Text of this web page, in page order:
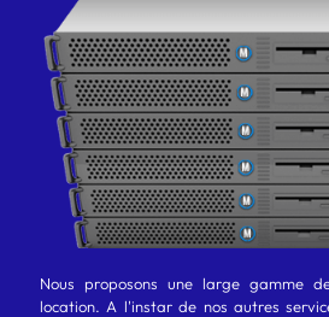
Nous proposons une large gamme
location. A l'instar de nos autres